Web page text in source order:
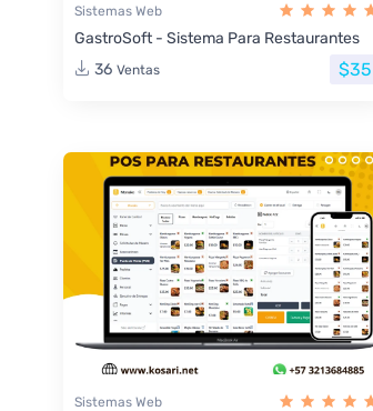
Sistemas Web
GastroSoft - Sistema Para Restaurantes
36 Ventas $35
Sistemas Web